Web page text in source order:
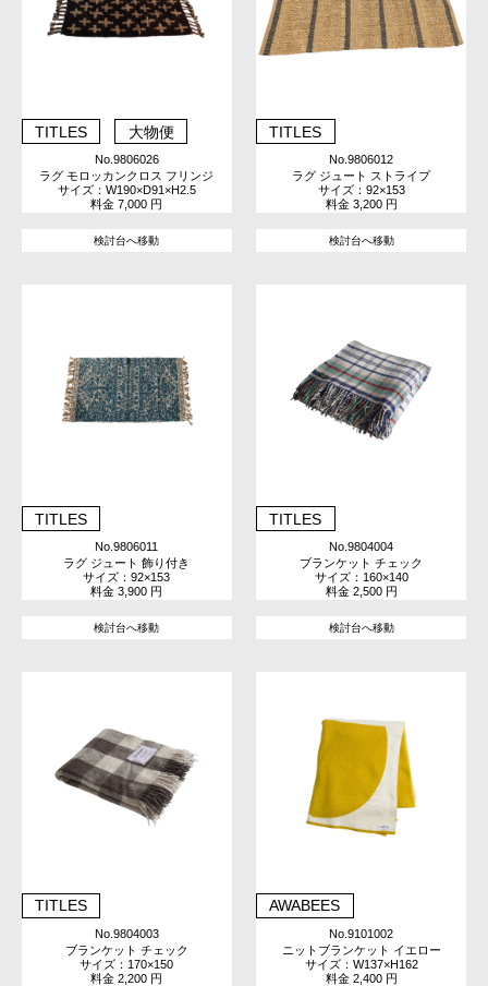
TITLES 大物便
No.9806026
ラグ モロッカンクロス フリンジ
サイズ：W190×D91×H2.5
料金 7,000 円
検討台へ移動
TITLES
No.9806012
ラグ ジュート ストライプ
サイズ：92×153
料金 3,200 円
検討台へ移動
TITLES
No.9806011
ラグ ジュート 飾り付き
サイズ：92×153
料金 3,900 円
検討台へ移動
TITLES
No.9804004
ブランケット チェック
サイズ：160×140
料金 2,500 円
検討台へ移動
TITLES
No.9804003
ブランケット チェック
サイズ：170×150
料金 2,200 円
AWABEES
No.9101002
ニットブランケット イエロー
サイズ：W137×H162
料金 2,400 円